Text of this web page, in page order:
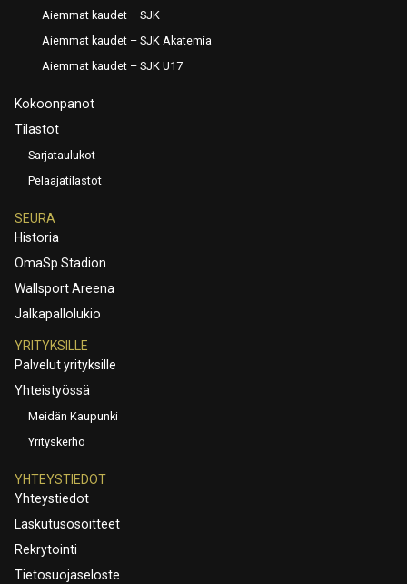
Aiemmat kaudet – SJK
Aiemmat kaudet – SJK Akatemia
Aiemmat kaudet – SJK U17
Kokoonpanot
Tilastot
Sarjataulukot
Pelaajatilastot
SEURA
Historia
OmaSp Stadion
Wallsport Areena
Jalkapallolukio
YRITYKSILLE
Palvelut yrityksille
Yhteistyössä
Meidän Kaupunki
Yrityskerho
YHTEYSTIEDOT
Yhteystiedot
Laskutusosoitteet
Rekrytointi
Tietosuojaseloste